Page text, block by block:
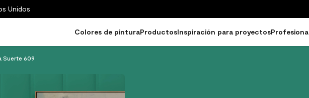
Unidos
Colores de pinturaProductosInspiración para proyectos
Suerte 609